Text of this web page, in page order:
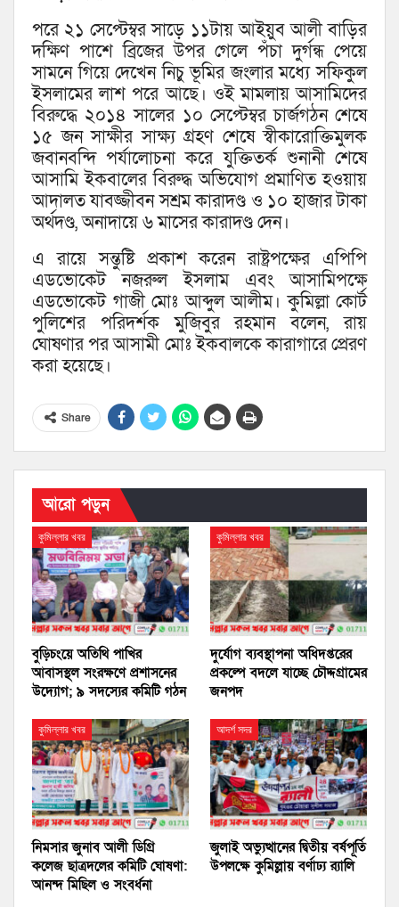
পরে ২১ সেপ্টেম্বর সাড়ে ১১টায় আইয়ুব আলী বাড়ির
দক্ষিণ পাশে ব্রিজের উপর গেলে পঁচা দুর্গন্ধ পেয়ে
সামনে গিয়ে দেখেন নিচু ভূমির জংলার মধ্যে সফিকুল
ইসলামের লাশ পরে আছে। ওই মামলায় আসামিদের
বিরুদ্ধে ২০১৪ সালের ১০ সেপ্টেম্বর চার্জগঠন শেষে
১৫ জন সাক্ষীর সাক্ষ্য গ্রহণ শেষে স্বীকারোক্তিমুলক
জবানবন্দি পর্যালোচনা করে যুক্তিতর্ক শুনানী শেষে
আসামি ইকবালের বিরুদ্ধ অভিযোগ প্রমাণিত হওয়ায়
আদালত যাবজ্জীবন সশ্রম কারাদণ্ড ও ১০ হাজার টাকা
অর্থদণ্ড, অনাদায়ে ৬ মাসের কারাদণ্ড দেন।
এ রায়ে সন্তুষ্টি প্রকাশ করেন রাষ্ট্রপক্ষের এপিপি
এডভোকেট নজরুল ইসলাম এবং আসামিপক্ষে
এডভোকেট গাজী মোঃ আব্দুল আলীম। কুমিল্লা কোর্ট
পুলিশের পরিদর্শক মুজিবুর রহমান বলেন, রায়
ঘোষণার পর আসামী মোঃ ইকবালকে কারাগারে প্রেরণ
করা হয়েছে।
Share
আরো পড়ুন
কুমিল্লার খবর
বুড়িচংয়ে অতিথি পাখির
আবাসস্থল সংরক্ষণে প্রশাসনের
উদ্যোগ; ৯ সদস্যের কমিটি গঠন
কুমিল্লার খবর
দুর্যোগ ব্যবস্থাপনা অধিদপ্তরের
প্রকল্পে বদলে যাচ্ছে চৌদ্দগ্রামের
জনপদ
কুমিল্লার খবর
নিমসার জুনাব আলী ডিগ্রি
কলেজ ছাত্রদলের কমিটি ঘোষণা:
আনন্দ মিছিল ও সংবর্ধনা
আদর্শ সদর
জুলাই অভ্যুত্থানের দ্বিতীয় বর্ষপূর্তি
উপলক্ষে কুমিল্লায় বর্ণাঢ্য র‍্যালি